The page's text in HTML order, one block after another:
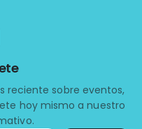
reciente sobre eventos,
hoy mismo a nuestro